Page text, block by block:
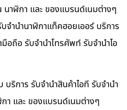
นาฬิกา และ ของแบรนด์เนมต่างๆ
จำนำนาฬิกาแท็คฮอยเออร์ บริการ
อถือ รับจำนำโทรศัพท์ รับจำนำไอ
บริการ รับจำนำสินค้าไอที รับจำนำ
า และ ของแบรนด์เนมต่างๆ